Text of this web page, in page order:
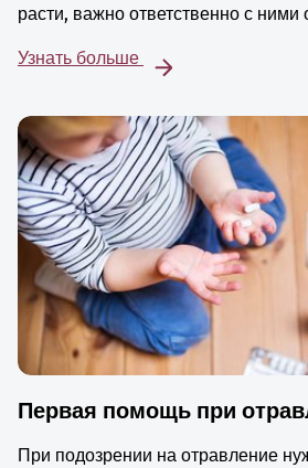
расти, важно ответственно с ними
Узнать больше
Первая помощь при
При подозрении на отравление